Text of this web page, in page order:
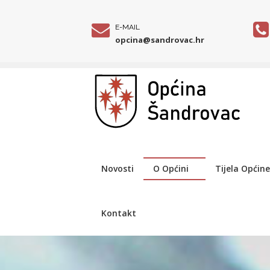
E-MAIL
opcina@sandrovac.hr
Novosti O Općini Tijela Općine
Kontakt